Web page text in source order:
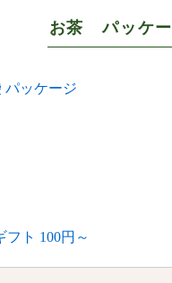
お茶 パッケー
パッケージ
フト 100円～